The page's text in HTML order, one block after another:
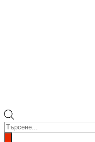
Products
search